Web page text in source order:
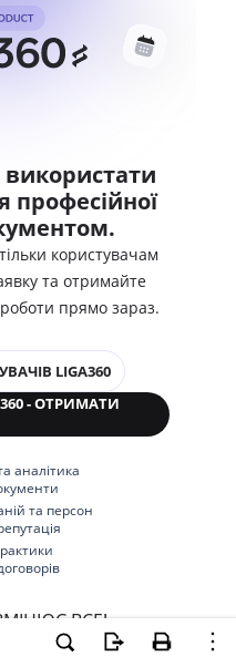
професійної
користувачам
та отримайте
прямо зараз.
LIGA360
- ОТРИМАТИ
аналітика
та персон
ВСЕ!